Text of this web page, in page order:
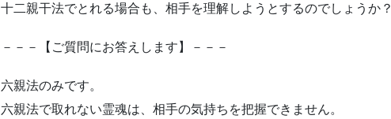
十二親干法でとれる場合も、相手を理解しようとするのでしょうか？
－－－【ご質問にお答えします】－－－
六親法のみです。
六親法で取れない霊魂は、相手の気持ちを把握できません。